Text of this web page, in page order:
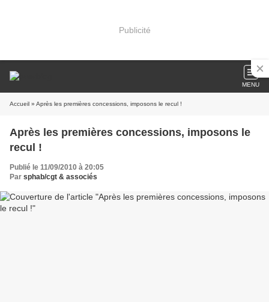
Publicité
MENU
Accueil » Après les premières concessions, imposons le recul !
Après les premières concessions, imposons le
recul !
Publié le 11/09/2010 à 20:05
Par sphab/cgt & associés